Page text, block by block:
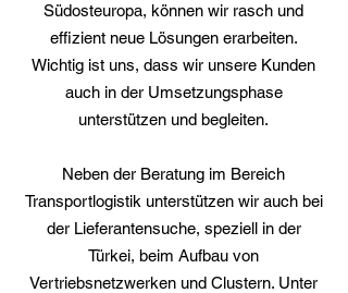
Südosteuropa, können wir rasch und
effizient neue Lösungen erarbeiten.
Wichtig ist uns, dass wir unsere Kunden
auch in der Umsetzungsphase
unterstützen und begleiten.
Neben der Beratung im Bereich
Transportlogistik unterstützen wir auch bei
der Lieferantensuche, speziell in der
Türkei, beim Aufbau von
Vertriebsnetzwerken und Clustern. Unter